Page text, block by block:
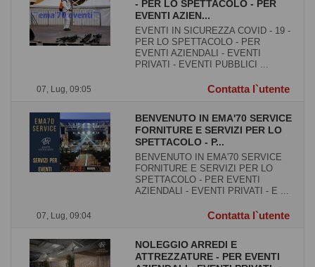
07, Lug, 09:05
- PER LO SPETTACOLO - PER
EVENTI AZIEN...
EVENTI IN SICUREZZA COVID - 19 -
PER LO SPETTACOLO - PER
EVENTI AZIENDALI - EVENTI
PRIVATI - EVENTI PUBBLICI ...
Contatta l`utente
07, Lug, 09:04
BENVENUTO IN EMA'70 SERVICE
FORNITURE E SERVIZI PER LO
SPETTACOLO - P...
BENVENUTO IN EMA'70 SERVICE
FORNITURE E SERVIZI PER LO
SPETTACOLO - PER EVENTI
AZIENDALI - EVENTI PRIVATI - E ...
Contatta l`utente
NOLEGGIO ARREDI E
ATTREZZATURE - PER EVENTI